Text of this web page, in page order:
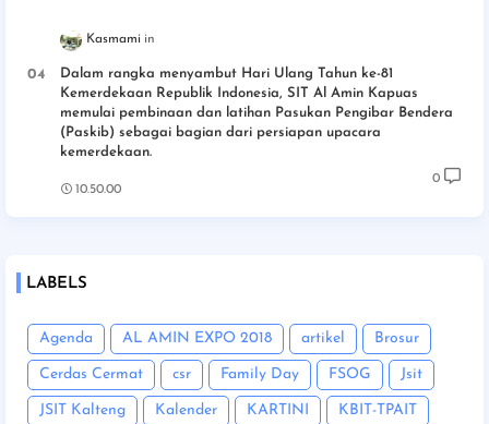
Kasmami
Dalam rangka menyambut Hari Ulang Tahun ke-81
Kemerdekaan Republik Indonesia, SIT Al Amin Kapuas
memulai pembinaan dan latihan Pasukan Pengibar Bendera
(Paskib) sebagai bagian dari persiapan upacara
kemerdekaan.
10.50.00
0
LABELS
Agenda AL AMIN EXPO 2018 artikel Brosur
Cerdas Cermat csr Family Day FSOG Jsit
JSIT Kalteng Kalender KARTINI KBIT-TPAIT